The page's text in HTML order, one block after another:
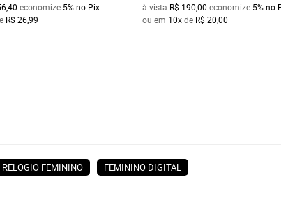
economize 5% no Pix
R$ 26,99
à vista R$ 190,00 economize 5%no
ou em 10xde R$ 20,00
RELOGIO FEMININO FEMININO DIGITAL